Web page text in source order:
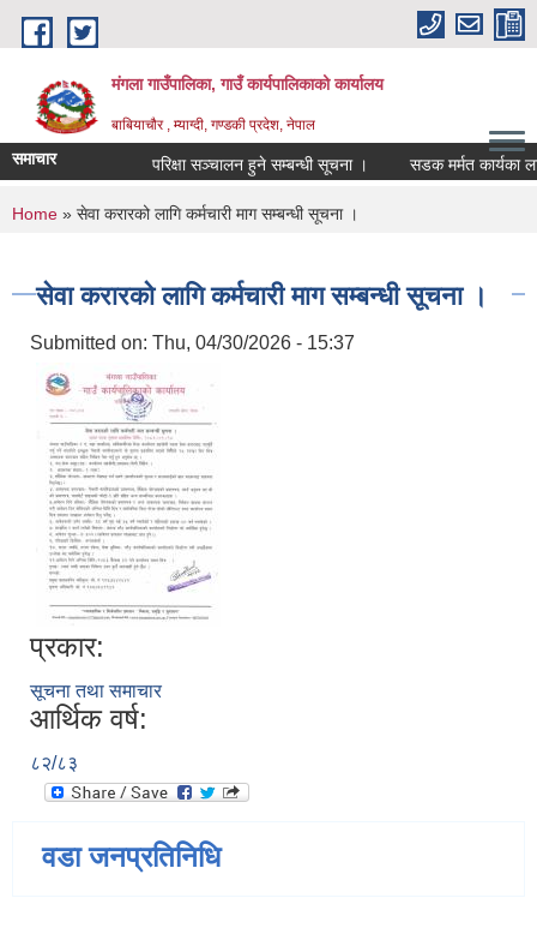
Skip to main content
मंगला गाउँपालिका, गाउँ कार्यपालिकाको कार्यालय
बाबियाचौर , म्याग्दी, गण्डकी प्रदेश, नेपाल
समाचार परिक्षा सञ्चालन हुने सम्बन्धी सूचना । सडक मर्मत कार्यका
You are here
Home » सेवा करारको लागि कर्मचारी माग सम्बन्धी सूचना ।
सेवा करारको लागि कर्मचारी माग सम्बन्धी सूचना ।
Submitted on: Thu, 04/30/2026 - 15:37
प्रकार:
सूचना तथा समाचार
आर्थिक वर्ष:
८२/८३
वडा जनप्रतिनिधि